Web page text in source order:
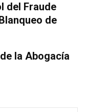
del Fraude
de
la Abogacía